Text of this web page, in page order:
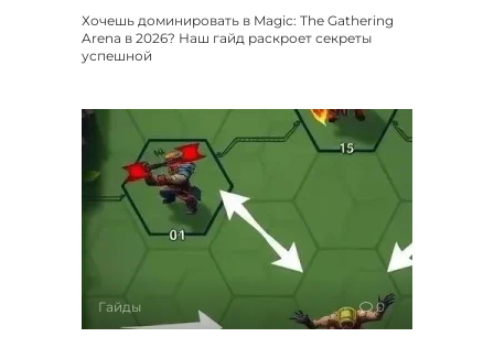
Хочешь доминировать в Magic: The Gathering
Arena в 2026? Наш гайд раскроет секреты
успешной
Гайды 0